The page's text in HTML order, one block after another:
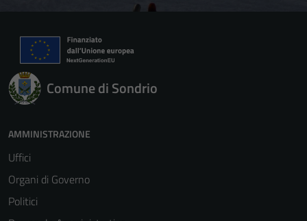
Comune di Sondrio
AMMINISTRAZIONE
Uffici
Organi di Governo
Politici